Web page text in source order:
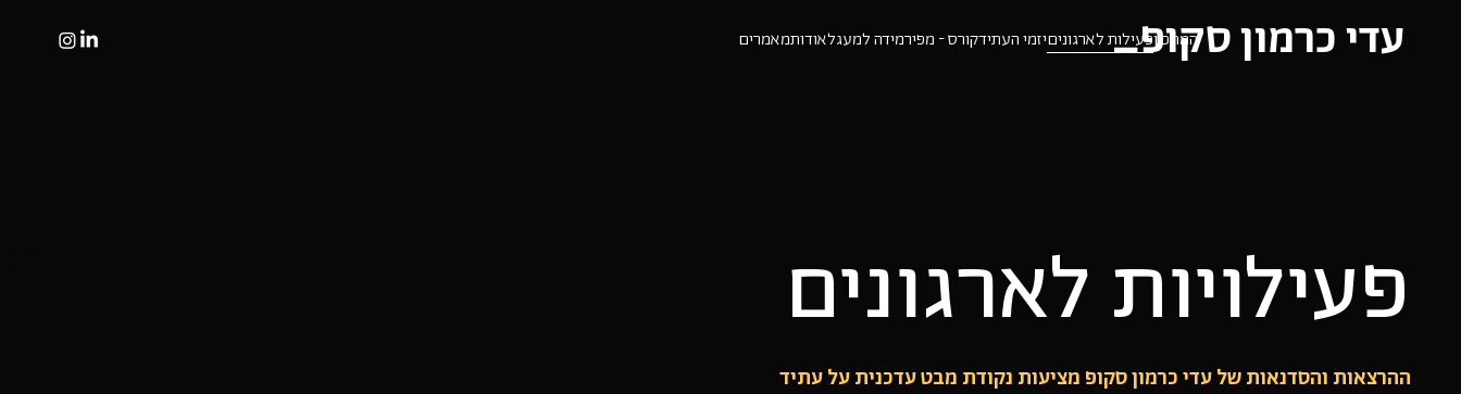
המתכוןפעילות לארגוניםיזמי העתידקורס - מפירמידה למעגלאודותמאמרים עדי כרמון סקופ_
פעילויות לארגונים
ההרצאות והסדנאות של עדי כרמון סקופ מציעות נקודת מבט עדכנית על עתיד